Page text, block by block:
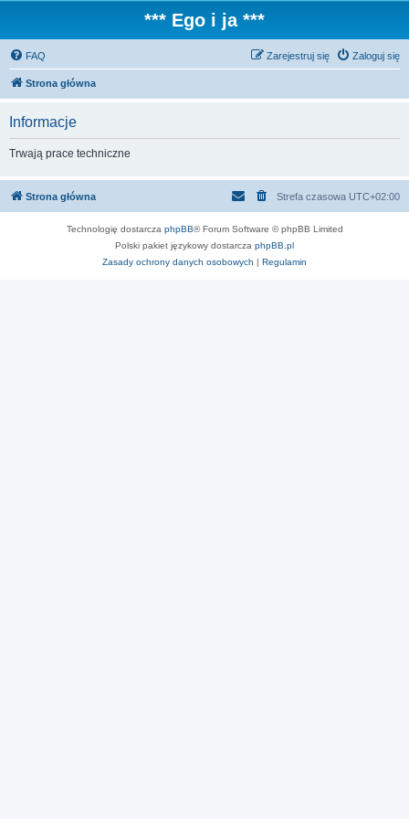
*** Ego i ja ***
FAQ Zaloguj się
Zarejestruj się
Strona główna
Informacje
Trwają prace techniczne
Strona główna Strefa czasowa UTC+02:00
Technologię dostarcza phpBB® Forum Software © phpBB Limited
Polski pakiet językowy dostarcza phpBB.pl
Zasady ochrony danych osobowych | Regulamin